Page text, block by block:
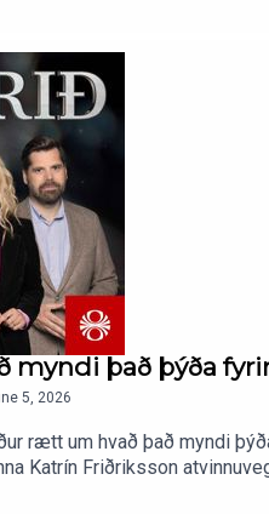
atvinnuvegaráðuneytisins
myndi það þýða
5, 2026
rætt um hvað það myndi
Katrín Friðriksson